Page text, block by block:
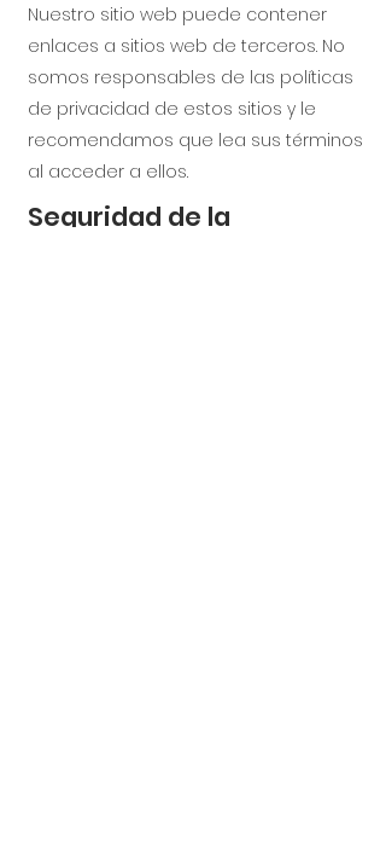
Nuestro sitio web puede contener
enlaces a sitios web de terceros. No
somos responsables de las políticas
de privacidad de estos sitios y le
recomendamos que lea sus términos
al acceder a ellos.
Seguridad de la